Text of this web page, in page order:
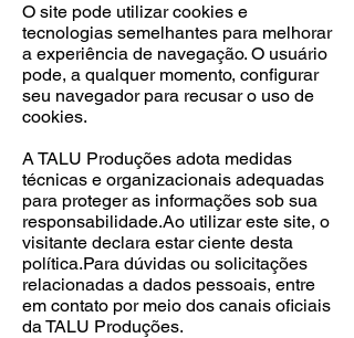
O site pode utilizar cookies e
tecnologias semelhantes para melhorar
a experiência de navegação. O usuário
pode, a qualquer momento, configurar
seu navegador para recusar o uso de
cookies.
A TALU Produções adota medidas
técnicas e organizacionais adequadas
para proteger as informações sob sua
responsabilidade.Ao utilizar este site, o
visitante declara estar ciente desta
política.Para dúvidas ou solicitações
relacionadas a dados pessoais, entre
em contato por meio dos canais oficiais
da TALU Produções.